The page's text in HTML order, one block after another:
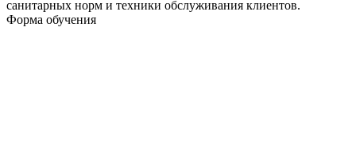
санитарных норм и техники обслуживания клиентов.
Форма обучения